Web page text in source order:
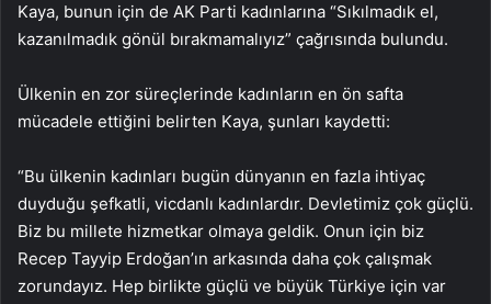
Kaya, bunun için de AK Parti kadınlarına “Sıkılmadık el,
kazanılmadık gönül bırakmamalıyız” çağrısında bulundu.
Ülkenin en zor süreçlerinde kadınların en ön safta
mücadele ettiğini belirten Kaya, şunları kaydetti:
“Bu ülkenin kadınları bugün dünyanın en fazla ihtiyaç
duyduğu şefkatli, vicdanlı kadınlardır. Devletimiz çok güçlü.
Biz bu millete hizmetkar olmaya geldik. Onun için biz
Recep Tayyip Erdoğan’ın arkasında daha çok çalışmak
zorundayız. Hep birlikte güçlü ve büyük Türkiye için var